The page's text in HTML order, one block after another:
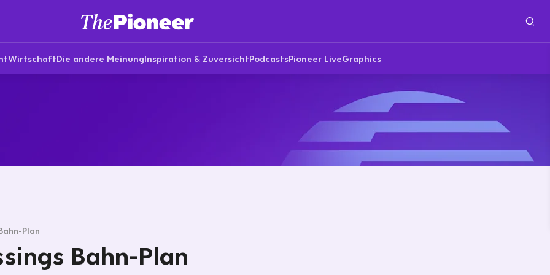
WirtschaftDie andere MeinungInspiration & ZuversichtPodcastsPioneer LiveGraphics
Plan
Bahn-Plan